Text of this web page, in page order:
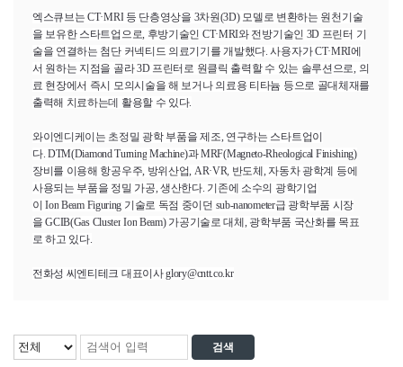
엑스큐브는CT·MRI 등 단층영상을 3차원(3D) 모델로 변환하는 원천기술
을 보유한 스타트업으로, 후방기술인 CT·MRI와 전방기술인 3D 프린터 기
술을 연결하는 첨단 커넥티드 의료기기를 개발했다. 사용자가CT·MRI에
서 원하는 지점을 골라 3D 프린터로 원클릭 출력할 수 있는 솔루션으로, 의
료 현장에서 즉시 모의시술을 해 보거나 의료용 티타늄 등으로 골대체재를
출력해 치료하는데 활용할 수 있다.
와이엔디케이는 초정밀 광학 부품을 제조, 연구하는 스타트업이
다. DTM(DiamondTurning Machine)과MRF(Magneto-Rheological Finishing)
장비를 이용해 항공우주, 방위산업, AR·VR, 반도체, 자동차 광학계 등에
사용되는 부품을 정밀 가공, 생산한다. 기존에 소수의 광학기업
이Ion Beam Figuring 기술로 독점 중이던 sub-nanometer급 광학부품 시장
을GCIB(Gas Cluster Ion Beam) 가공기술로 대체, 광학부품 국산화를 목표
로 하고 있다.
전화성 씨엔티테크 대표이사glory@cntt.co.kr